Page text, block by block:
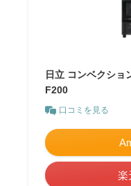
日立 コンベクショ
F200
口コミを見る
楽